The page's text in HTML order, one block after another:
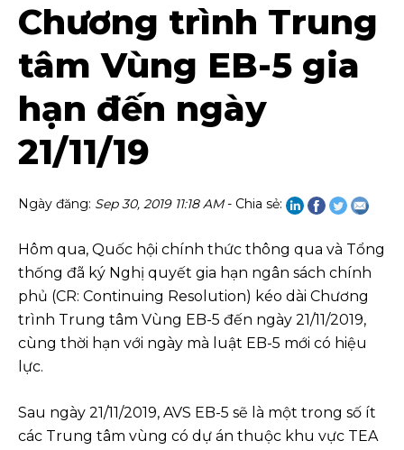
Chương trình Trung
tâm Vùng EB-5 gia
hạn đến ngày
21/11/19
Ngày đăng: Sep 30, 2019 11:18 AM- Chia sẻ:
Hôm qua, Quốc hội chính thức thông qua và Tổng
thống đã ký Nghị quyết gia hạn ngân sách chính
phủ (CR: Continuing Resolution) kéo dài Chương
trình Trung tâm Vùng EB-5 đến ngày 21/11/2019,
cùng thời hạn với ngày mà luật EB-5 mới có hiệu
lực.
Sau ngày 21/11/2019, AVS EB-5 sẽ là một trong số ít
các Trung tâm vùng có dự án thuộc khu vực TEA